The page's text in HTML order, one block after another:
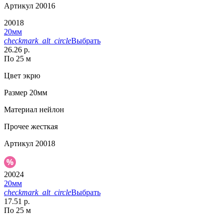
Артикул 20016
20018
20мм
checkmark_alt_circleВыбрать
26.26 р.
По 25 м
Цвет экрю
Размер 20мм
Материал нейлон
Прочее жесткая
Артикул 20018
20024
20мм
checkmark_alt_circleВыбрать
17.51 р.
По 25 м